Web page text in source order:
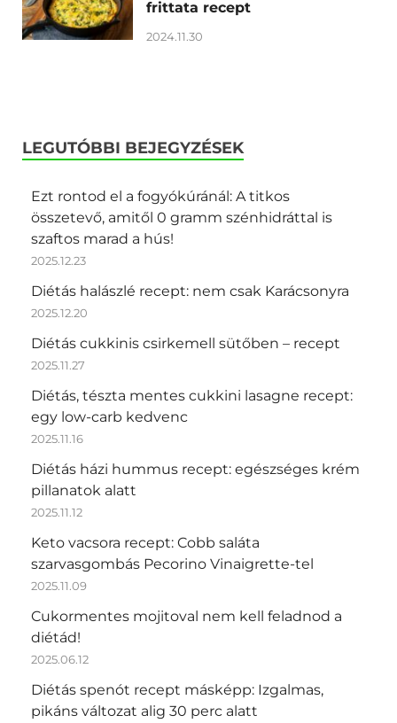
frittata recept
2024.11.30
LEGUTÓBBI BEJEGYZÉSEK
Ezt rontod el a fogyókúránál: A titkos
összetevő, amitől 0 gramm szénhidráttal is
szaftos marad a hús!
2025.12.23
Diétás halászlé recept: nem csak Karácsonyra
2025.12.20
Diétás cukkinis csirkemell sütőben – recept
2025.11.27
Diétás, tészta mentes cukkini lasagne recept:
egy low-carb kedvenc
2025.11.16
Diétás házi hummus recept: egészséges krém
pillanatok alatt
2025.11.12
Keto vacsora recept: Cobb saláta
szarvasgombás Pecorino Vinaigrette-tel
2025.11.09
Cukormentes mojitoval nem kell feladnod a
diétád!
2025.06.12
Diétás spenót recept másképp: Izgalmas,
pikáns változat alig 30 perc alatt